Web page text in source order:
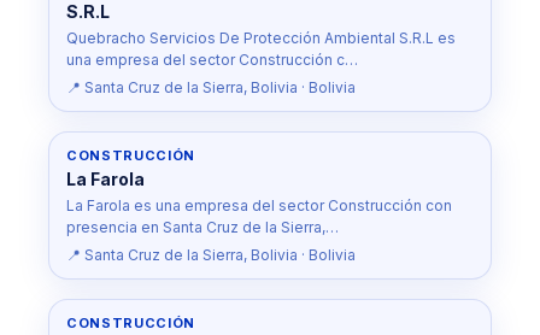
S.R.L
Quebracho Servicios De Protección Ambiental S.R.L es
una empresa del sector Construcción c…
📍 Santa Cruz de la Sierra, Bolivia · Bolivia
CONSTRUCCIÓN
La Farola
La Farola es una empresa del sector Construcción con
presencia en Santa Cruz de la Sierra,…
📍 Santa Cruz de la Sierra, Bolivia · Bolivia
CONSTRUCCIÓN